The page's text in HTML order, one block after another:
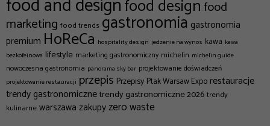
food and designfood designfood
marketing food trends gastronomia gastronomia
premium HoReCa hospitality design jedzenie na wynos kawa kawa
bezkofeinowa lifestyle marketing gastronomiczny michelin michelin guide
nowoczesna gastronomia panorama sky bar projektowanie doświadczeń
projektowanie restauracji przepis Przepisy Ptak Warsaw Exporestauracje
trendy gastronomicznetrendy gastronomiczne 2026trendy
kulinarnewarszawa zakupyzero waste